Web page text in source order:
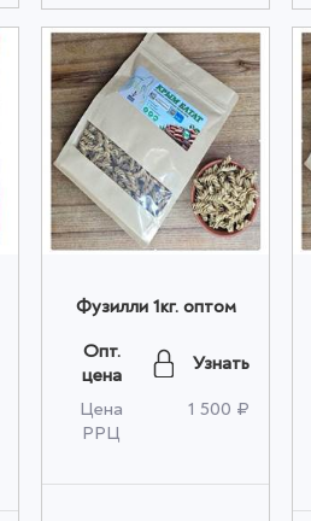
Фузилли 1кг. оптом
Опт.
цена
Узнать
Цена
РРЦ
1 500 ₽